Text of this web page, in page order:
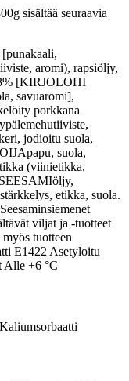
sisältää seuraavia
aromi), rapsiöljy,
[KIRJOLOHI
savuaromi],
porkkana
jodioitu suola,
suola,
(viinietikka,
etikka, suola.
viljat ja -tuotteet
tuotteen
E1422 Asetyloitu
Alle +6 °C
Kaliumsorbaatti